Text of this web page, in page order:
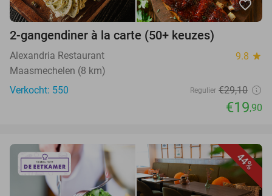
favorite_border
2-gangendiner à la carte (50+ keuzes)
Alexandria Restaurant 9.8 star
Maasmechelen (8 km)
Verkocht: 550
Regulier €29,10
€19,90
44%